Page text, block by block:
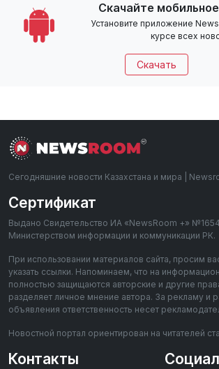
Скачайте
Установите приложение
курсе всех
Скачать
Сегодняшние новости Казахстана и мира |
Сертификат
Выдано Свидетельство ИА «NewsRoom +»
Министерством информации и коммуникации РК.
При использовании материалов сайта, просим
указать ссылки. Напоминаем, что на
полностью защищаются авторские и другие
разделяет личное мнение автора. За рекламу и
объявления ответственность несет
Новостной портал ориентирован на читателей
Контакты